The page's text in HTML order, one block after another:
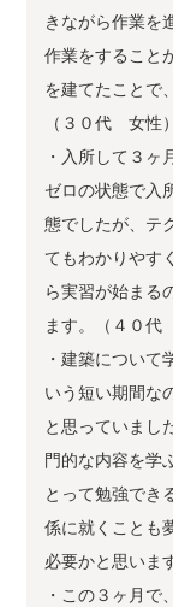
きながら作業を
作業をすること
を建てたことで
（３０代 女性）
・入所して３ヶ
ゼロの状態で入
態でしたが、テ
てもわかりやす
ら実習が始まる
ます。（４０代
・建築について
いう短い期間な
と思っていまし
門的な内容を学
とって勉強でき
係に就くことも
必要かと思いま
・この３ヶ月で